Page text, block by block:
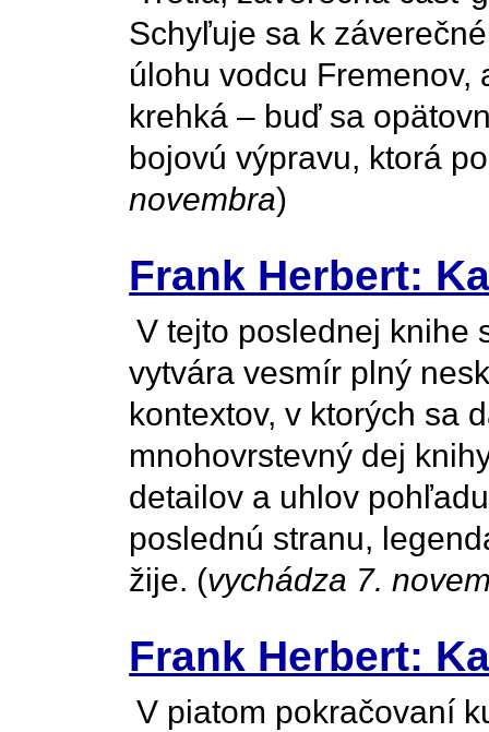
Schyľuje sa k
úlohu vodcu
krehká – buď sa
bojovú výpravu, ktorá
novembra)
Frank Herbert:
V tejto poslednej knihe
vytvára vesmír plný
kontextov, v ktorých sa
mnohovrstevný dej
detailov a uhlov
poslednú stranu,
žije. (vychádza 7.
Frank Herbert:
V piatom pokračovaní